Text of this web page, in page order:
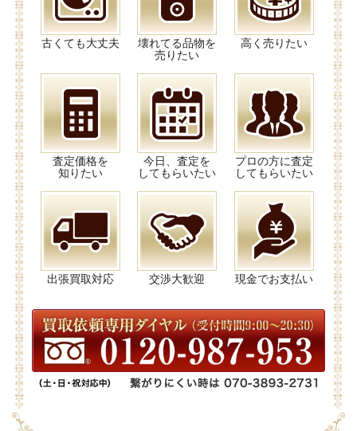
古くても大丈夫
壊れてる品物を
売りたい
高く売りたい
査定価格を
知りたい
今日、査定を
してもらいたい
プロの方に査定
してもらいたい
出張買取対応 交渉大歓迎 現金でお支払い